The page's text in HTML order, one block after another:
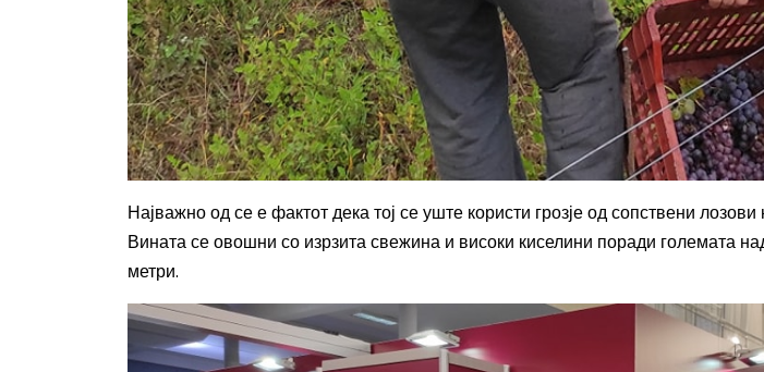
Најважно од се е фактот дека тој се уште користи грозје од сопствени
Вината се овошни со изрзита свежина и високи киселини поради големата
метри.